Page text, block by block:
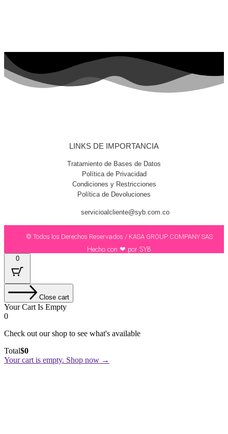
LINKS DE IMPORTANCIA
Tratamiento de Bases de Datos
Política de Privacidad
Condiciones y Restricciones
Política de Devoluciones
servicioalcliente@syb.com.co
© Todos los Derechos Reservados / KASA GROUP COMPANY SAS
Hecho con ❤ por SYB
0
Close cart
Your Cart Is Empty
0
Check out our shop to see what's available
Total$0
Your cart is empty. Shop now →